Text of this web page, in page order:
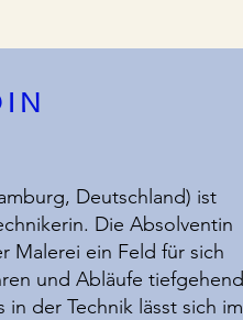
Deutschland) ist
Die Absolventin
Malerei ein Feld für sich
und Abläufe tiefgehend
in der Technik lässt sich im